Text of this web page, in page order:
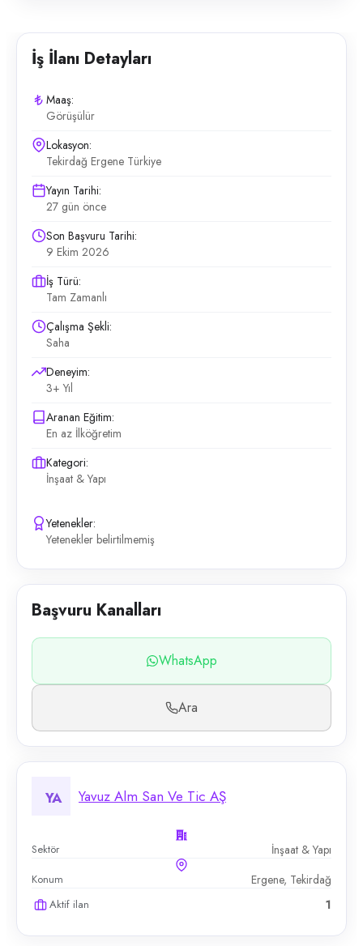
İş İlanı Detayları
Maaş:
Görüşülür
Lokasyon:
Tekirdağ Ergene Türkiye
Yayın Tarihi:
27 gün önce
Son Başvuru Tarihi:
9 Ekim 2026
İş Türü:
Tam Zamanlı
Çalışma Şekli:
Saha
Deneyim:
3+ Yıl
Aranan Eğitim:
En az İlköğretim
Kategori:
İnşaat & Yapı
Yetenekler:
Yetenekler belirtilmemiş
Başvuru Kanalları
WhatsApp
Ara
YA Yavuz Alm San Ve Tic AŞ
Sektör İnşaat & Yapı
Konum Ergene, Tekirdağ
Aktif ilan 1